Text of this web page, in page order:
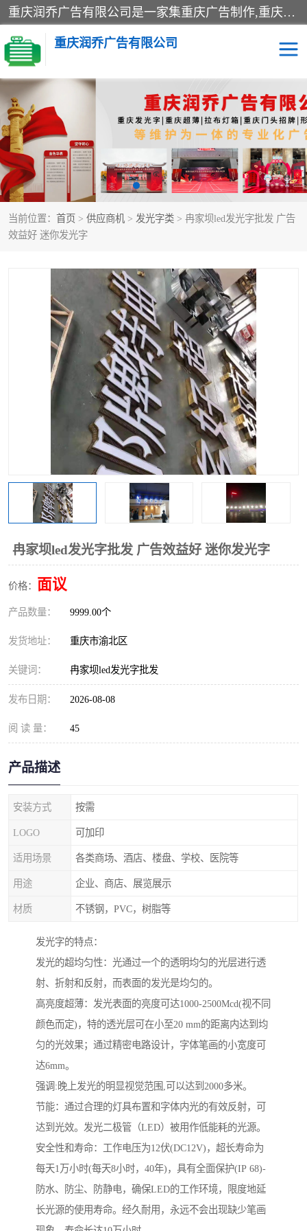
重庆润乔广告有限公司是一家集重庆广告制作,重庆标识标牌,亚克力发光字,led发光字,树脂发光字,超薄灯箱,拉布灯箱,吸塑灯箱,门头招牌,企业形象墙,写真喷绘,x展架,拉网展架,广告展架,条幅,锦旗设计,制作,施工,维护为一体的专业化广告公司.
重庆润乔广告有限公司
当前位置： 首页 > 供应商机 > 发光字类 > 冉家坝led发光字批发 广告
效益好 迷你发光字
冉家坝led发光字批发 广告效益好 迷你发光字
价格： 面议
产品数量： 9999.00个
发货地址： 重庆市渝北区
关键词： 冉家坝led发光字批发
发布日期： 2026-08-08
阅 读 量： 45
产品描述
安装方式 按需
LOGO 可加印
适用场景 各类商场、酒店、楼盘、学校、医院等
用途 企业、商店、展览展示
材质 不锈钢，PVC，树脂等
发光字的特点：
发光的超均匀性：光通过一个的透明均匀的光层进行透
射、折射和反射，而表面的发光是均匀的。
高亮度超薄：发光表面的亮度可达1000-2500Mcd(视不同
颜色而定)，特的透光层可在小至20 mm的距离内达到均
匀的光效果；通过精密电路设计，字体笔画的小宽度可
达6mm。
强调:晚上发光的明显视觉范围,可以达到2000多米。
节能：通过合理的灯具布置和字体内光的有效反射，可
达到光效。发光二极管（LED）被用作低能耗的光源。
安全性和寿命：工作电压为12伏(DC12V)，超长寿命为
每天1万小时(每天8小时，40年)，具有全面保护(IP 68)-
防水、防尘、防静电，确保LED的工作环境，限度地延
长光源的使用寿命。经久耐用，永远不会出现缺少笔画
招牌类 发光字类
灯箱类 形象墙类
标识标牌类 写真喷绘类
展架 条幅